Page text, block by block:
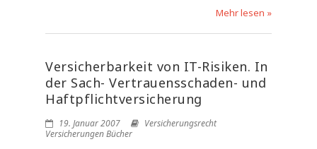
Mehr lesen »
Versicherbarkeit von IT-Risiken. In
der Sach- Vertrauensschaden- und
Haftpflichtversicherung
19. Januar 2007
Versicherungsrecht
Versicherungen Bücher